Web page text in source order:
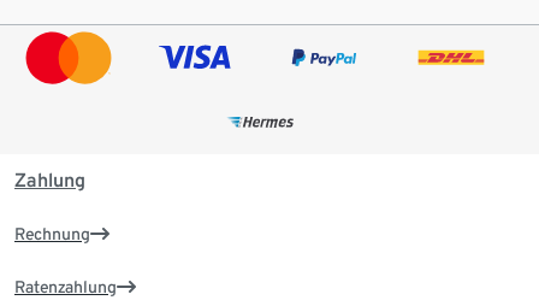
Zahlung
Rechnung
Ratenzahlung